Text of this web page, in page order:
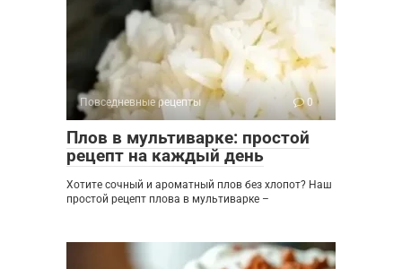
Повседневные рецепты 0
Плов в мультиварке: простой
рецепт на каждый день
Хотите сочный и ароматный плов без хлопот? Наш
простой рецепт плова в мультиварке –